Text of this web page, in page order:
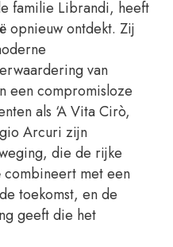
familie Librandi, heeft
opnieuw ontdekt. Zij
van
een compromisloze
als ‘A Vita Cirò,
Arcuri zijn
die de rijke
combineert met een
toekomst, en de
geeft die het